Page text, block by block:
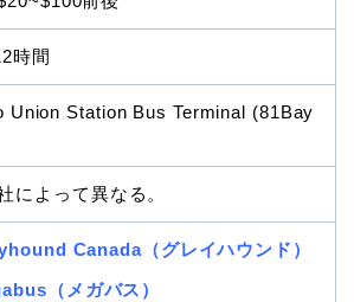
時間
Union Station Bus Terminal (81Bay
によって異なる。
Canada（グレイハウンド）
（メガバス）